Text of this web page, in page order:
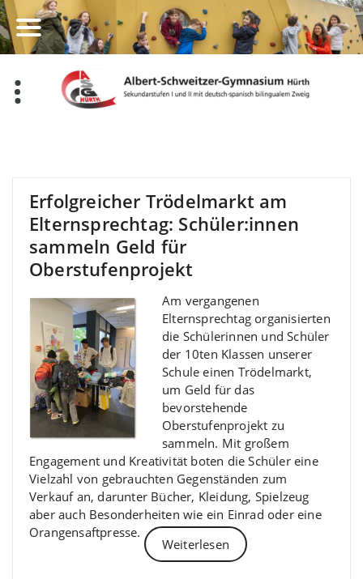
Zum
Inhalt
springen
Erfolgreicher Trödelmarkt am
Elternsprechtag: Schüler:innen
sammeln Geld für
Oberstufenprojekt
Am vergangenen
Elternsprechtag organisierten
die Schülerinnen und Schüler
der 10ten Klassen unserer
Schule einen Trödelmarkt,
um Geld für das
bevorstehende
Oberstufenprojekt zu
sammeln. Mit großem
Engagement und Kreativität boten die Schüler eine
Vielzahl von gebrauchten Gegenständen zum
Verkauf an, darunter Bücher, Kleidung, Spielzeug
aber auch Besonderheiten wie ein Einrad oder eine
Orangensaftpresse.
Weiterlesen